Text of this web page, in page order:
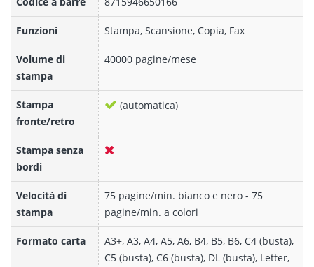
Funzioni Stampa, Scansione, Copia, Fax
Volume di
stampa
40000 pagine/mese
Stampa
fronte/retro
(automatica)
Stampa senza
bordi
Velocità di
stampa
75 pagine/min. bianco e nero - 75
pagine/min. a colori
Formato carta
A3+, A3, A4, A5, A6, B4, B5, B6, C4 (busta),
C5 (busta), C6 (busta), DL (busta), Letter,